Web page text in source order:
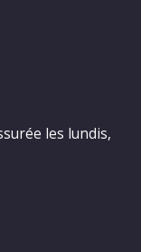
les lundis,